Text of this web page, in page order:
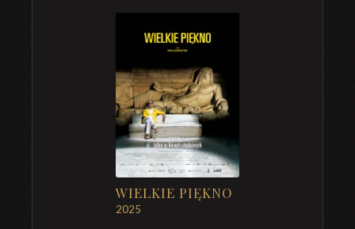
WIELKIE PIĘKNO
2025